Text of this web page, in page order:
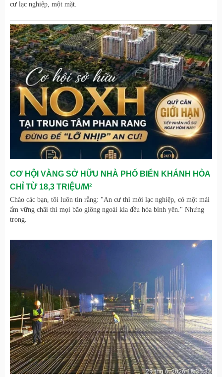
cư lạc nghiệp, một mặt.
CƠ HỘI VÀNG SỞ HỮU NHÀ PHỐ BIỂN KHÁNH HÒA
CHỈ TỪ 18,3 TRIỆU/M²
Chào các bạn, tôi luôn tin rằng: "An cư thì mới lạc nghiệp, có một mái
ấm vững chãi thì mọi bão giông ngoài kia đều hóa bình yên." Nhưng
trong.